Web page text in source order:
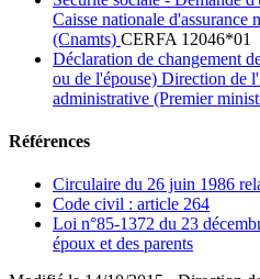
Caisse nationale d'assurance
(Cnamts) CERFA 12046*01
Déclaration de changement
ou de l'épouse) Direction de
administrative (Premier
Références
Circulaire du 26 juin 1986
Code civil : article 264
Loi n°85-1372 du 23
époux et des parents